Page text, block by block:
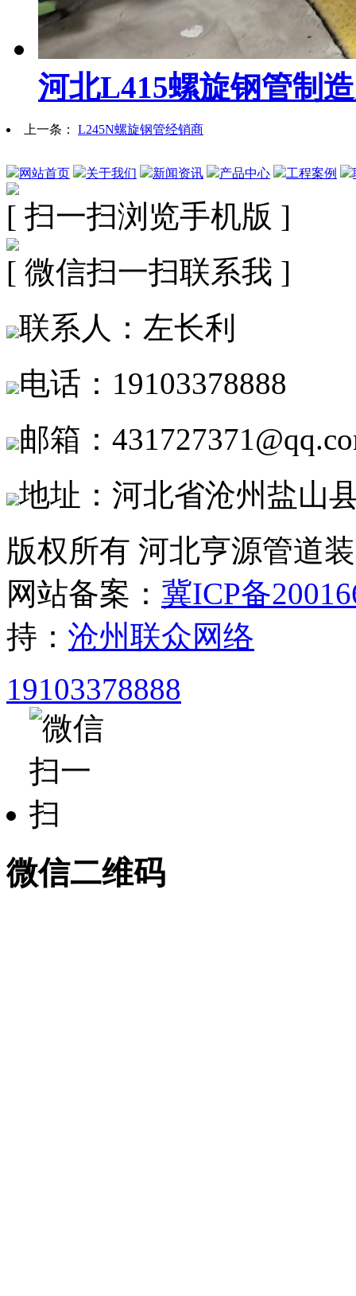
河北L415螺旋钢管制
上一条： L245N螺旋钢管经销商
网站首页 关于我们 新闻资讯 产品中心 工程案例
[ 扫一扫浏览手机版 ]
[ 微信扫一扫联系我 ]
联系人：左长利
电话：19103378888
邮箱：
地址：河北省沧州盐山
版权所有 河北亨源管道
网站备案： 冀ICP备
持： 沧州联众网络
19103378888
微信二维码